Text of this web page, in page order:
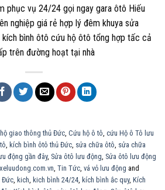
phục vụ 24/24 gọi ngay gara ôtô Hiếu
nghiệp giá rẻ hợp lý đêm khuya sửa
bình ôtô cứu hộ ôtô tổng hợp tấc cả
trên đường hoạt tại nhà
giao thông thủ Đức Cứu hộ ô tô cứu Hộ ô Tô lưu
kích bình ôtô thủ Đức sửa chữa ôtô sửa chữa
động gần đây, Sửa ôtô lưu động Sửa ôtô lưu động
Tin Tức vá vỏ lưu động and
Đức kich kich bình 24/24 kích bình ắc quy, Kích